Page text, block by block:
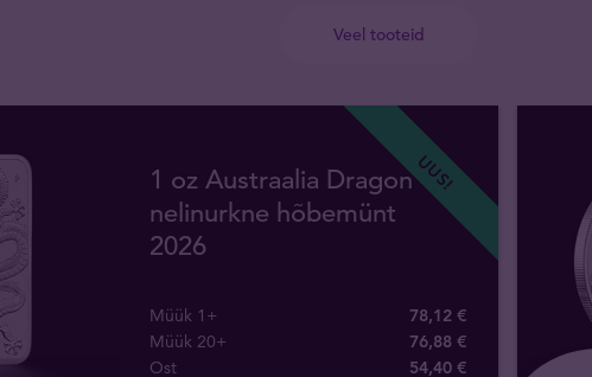
Veel tooteid
UUS!
1 oz Austraalia Dragon
nelinurkne hõbemünt
2026
Müük 1+
78,12 €
Müük 20+
76,88 €
Ost
54,40 €